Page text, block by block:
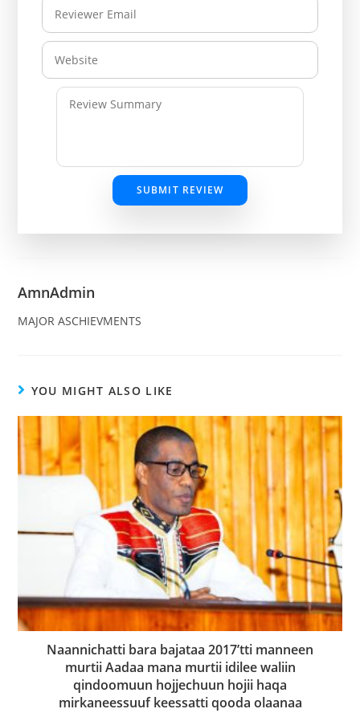
SUBMIT REVIEW
AmnAdmin
MAJOR ASCHIEVMENTS
YOU MIGHT ALSO LIKE
Naannichatti bara bajataa 2017’tti manneen
murtii Aadaa mana murtii idilee waliin
qindoomuun hojjechuun hojii haqa
mirkaneessuuf keessatti qooda olaanaa